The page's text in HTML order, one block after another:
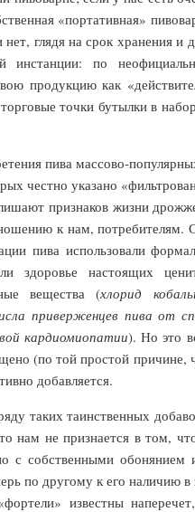
«портативная»
глядя на срок хранения и
инстанции: по
продукцию как
точки бутылки в
пива массово-
честно указано
признаков жизни
к нам, потребителям.
пива использовали
здоровье настоящих
вещества (хлорид
приверженцев пива от
кардиомиопатии). Но это
(по той простой причине,
добавляется.
таких таинственных
нам не признается в том,
с собственными обонянием
по другому к его наличию
известны